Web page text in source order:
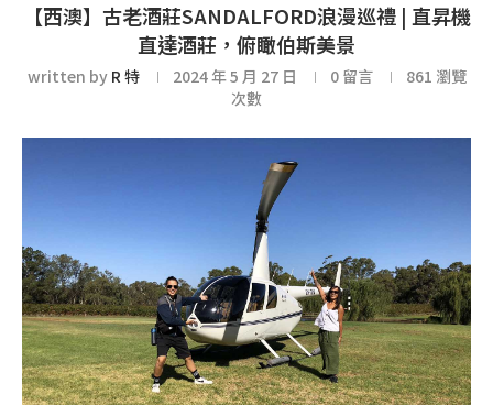
【西澳】古老酒莊SANDALFORD浪漫巡禮 | 直昇機
直達酒莊，俯瞰伯斯美景
written by R 特 2024 年 5 月 27 日 0 留言 861 瀏覽
次數